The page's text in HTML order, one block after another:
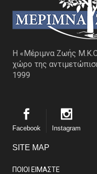
Η «Μέριμνα Ζωής
χώρο της
1999
Facebook Instagram
SITE MAP
ΠΟΙΟΙ ΕΙΜΑΣΤE